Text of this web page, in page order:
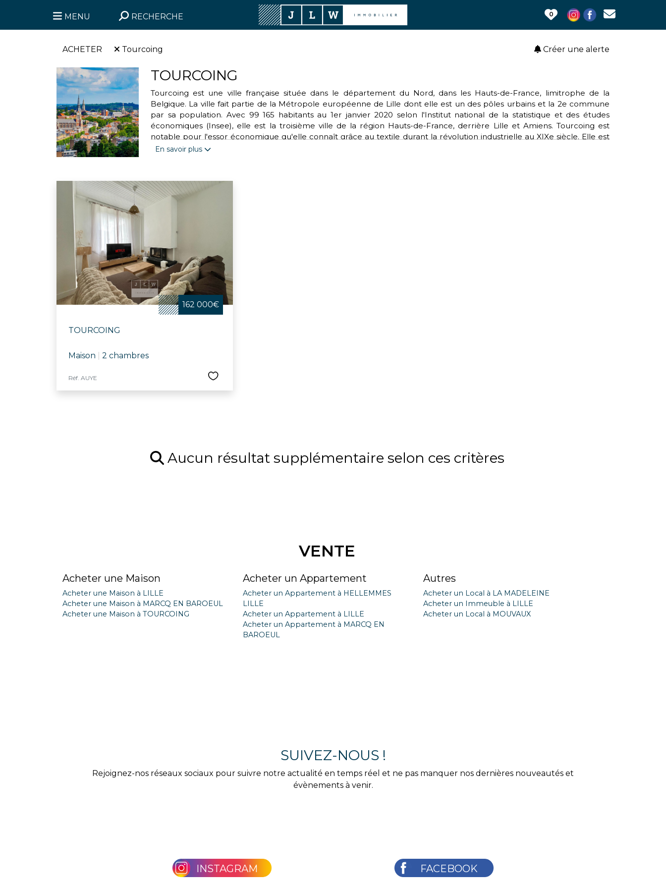
MENU RECHERCHE 0
Créer une alerte
ACHETER Tourcoing
TOURCOING
Tourcoing est une ville française située dans le département du Nord, dans les Hauts-de-France, limitrophe de la
Belgique. La ville fait partie de la Métropole européenne de Lille dont elle est un des pôles urbains et la 2e commune
par sa population. Avec 99 165 habitants au 1er janvier 2020 selon l'Institut national de la statistique et des études
économiques (Insee), elle est la troisième ville de la région Hauts-de-France, derrière Lille et Amiens. Tourcoing est
notable pour l'essor économique qu'elle connaît grâce au textile durant la révolution industrielle au XIXe siècle. Elle est
surnommée « la cité du Broutteux ». Tourcoing se situe sur le versant Nord-Est de la métropole lilloise mais occupe une
métropole Lille-Roubaix-Tourcoing et les villes belges de Mouscron, Courtrai, Tournai et Menin. Cet ensemble totalise
près de deux millions d’habitants.
En savoir plus
162 000€
TOURCOING
Maison 2 chambres
Réf. AUYE
Aucun résultat supplémentaire selon ces critères
VENTE
Acheter une Maison
Acheter une Maison à LILLE
Acheter une Maison à MARCQ EN BAROEUL
Acheter une Maison à TOURCOING
Acheter un Appartement
Acheter un Appartement à HELLEMMES
LILLE
Acheter un Appartement à LILLE
Acheter un Appartement à MARCQ EN
BAROEUL
Autres
Acheter un Local à LA MADELEINE
Acheter un Immeuble à LILLE
Acheter un Local à MOUVAUX
SUIVEZ-NOUS !
Rejoignez-nos réseaux sociaux pour suivre notre actualité en temps réel et ne pas manquer nos dernières nouveautés et
évènements à venir.
INSTAGRAM FACEBOOK